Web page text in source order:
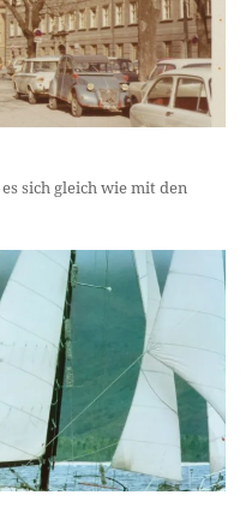
sich gleich wie mit den